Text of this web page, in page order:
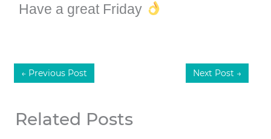
Have a great Friday
← Previous Post Next Post →
Related Posts